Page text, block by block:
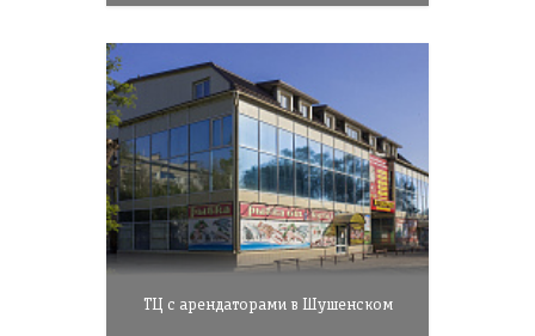
ТЦ с арендаторами в Шушенском